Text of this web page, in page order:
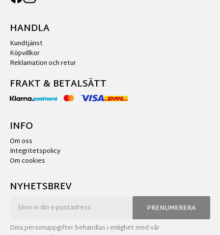
HANDLA
Kundtjänst
Köpvillkor
Reklamation och retur
FRAKT & BETALSÄTT
INFO
Om oss
Integritetspolicy
Om cookies
NYHETSBREV
PRENUMERERA
Dina personuppgifter behandlas i enlighet med vår